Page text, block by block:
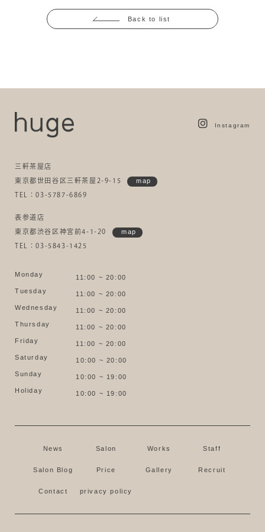
Back to list
Instagram
三軒茶屋店
東京都世田谷区三軒茶屋2-9-15 map
TEL：03-5787-6869
表参道店
東京都渋谷区神宮前4-1-20 map
TEL：03-5843-1425
Monday
11:00 ~ 20:00
Tuesday
11:00 ~ 20:00
Wednesday
11:00 ~ 20:00
Thursday
11:00 ~ 20:00
Friday
11:00 ~ 20:00
Saturday
10:00 ~ 20:00
Sunday
10:00 ~ 19:00
Holiday
10:00 ~ 19:00
News Salon Works Staff
Salon Blog Price Gallery Recruit
Contact privacy policy